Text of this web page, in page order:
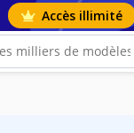
Accès illimité